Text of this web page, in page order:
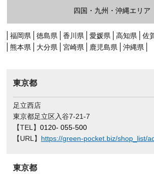
四国・九州・沖縄エリア
福岡県 徳島県 香川県 愛媛県 高知県 佐
熊本県
大分県 宮崎県 鹿児島県 沖縄県
東京都
足立西店
東京都足立区入谷7-21-7
【TEL】0120- 055-500
【URL】 https://green-pocket.biz/shop_list/
東京都